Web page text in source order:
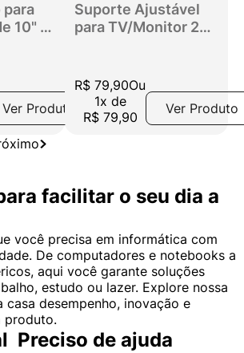
para
10" a
Ver Produto
Suporte Ajustável
para TV/Monitor 29”
R$ 79,90Ou
1x de
R$ 79,90
Ver Produto
facilitar o seu dia a
você precisa em informática com
De computadores e notebooks a
aqui você garante soluções
estudo ou lazer. Explore nossa
casa desempenho, inovação e
produto.
Preciso de ajuda